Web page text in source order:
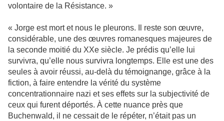
volontaire de la Résistance. »
« Jorge est mort et nous le pleurons. Il reste son œuvre,
considérable, une des œuvres romanesques majeures de
la seconde moitié du XXe siècle. Je prédis qu’elle lui
survivra, qu’elle nous survivra longtemps. Elle est une des
seules à avoir réussi, au-delà du témoignange, grâce à la
fiction, à faire entendre la vérité du système
concentrationnaire nazi et ses effets sur la subjectivité de
ceux qui furent déportés. À cette nuance près que
Buchenwald, il ne cessait de le répéter, n’était pas un